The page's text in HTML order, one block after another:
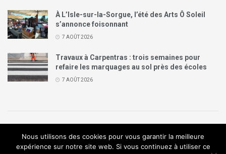
À L’Isle-sur-la-Sorgue, l’été des Arts Ô Soleil
s’annonce foisonnant
7 AOÛT 2026
Travaux à Carpentras : trois semaines pour
refaire les marquages au sol près des écoles
7 AOÛT 2026
Politique de confidentialité Mentions légales
Contact
Annonces Legal Plus
Nous utilisons des cookies pour vous garantir la meilleure
expérience sur notre site web. Si vous continuez à utiliser ce